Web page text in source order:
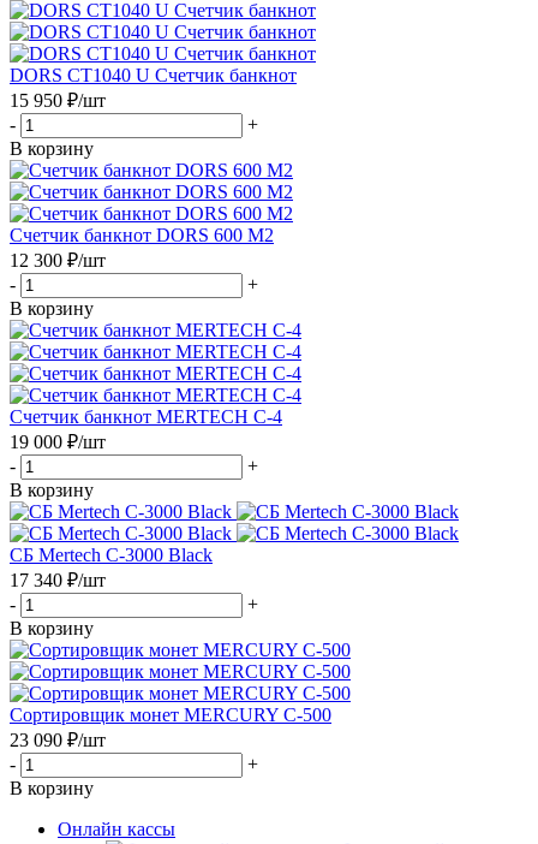
DORS СТ1040 U Счетчик банкнот
15 950 ₽/шт
-
+
В корзину
Счетчик банкнот DORS 600 М2
12 300 ₽/шт
-
+
В корзину
Счетчик банкнот MERTECH C-4
19 000 ₽/шт
-
+
В корзину
СБ Mertech C-3000 Black
17 340 ₽/шт
-
+
В корзину
Сортировщик монет MERCURY C-500
23 090 ₽/шт
-
+
В корзину
Онлайн кассы